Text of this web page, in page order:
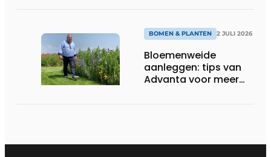
BOMEN & PLANTEN 2 JULI 2026
Bloemenweide
aanleggen: tips van
Advanta voor meer